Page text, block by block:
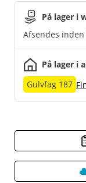
På lager i
Afsendes
På lager i
Gulvfag 187